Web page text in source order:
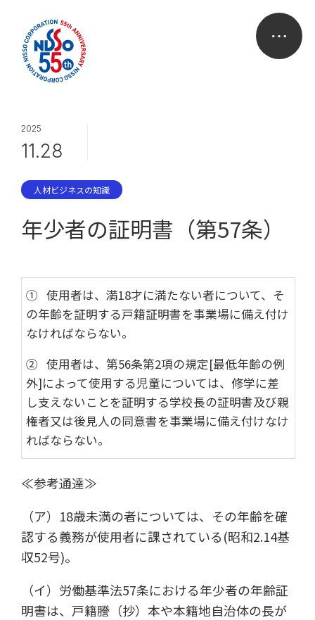
2025
11.28
人材ビジネスの知識
年少者の証明書（第57条）
① 使用者は、満18才に満たない者について、そ
の年齢を証明する戸籍証明書を事業場に備え付け
なければならない。
② 使用者は、第56条第2項の規定[最低年齢の例
外]によって使用する児童については、修学に差
し支えないことを証明する学校長の証明書及び親
権者又は後見人の同意書を事業場に備え付けなけ
ればならない。
≪参考通達≫
（ア）18歳未満の者については、その年齢を確
認する義務が使用者に課されている(昭和2.14基
収52号)。
（イ）労働基準法57条における年少者の年齢証
明書は、戸籍謄（抄）本や本籍地自治体の長が